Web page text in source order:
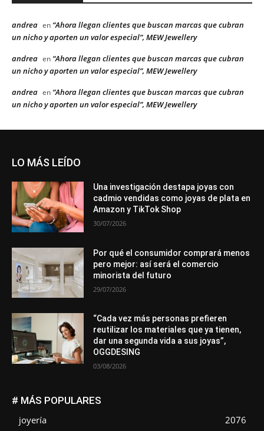
andrea en “Ahora llegan clientes que buscan marcas que cubran
un nicho y aporten un valor especial”, MEW Jewellery
andrea en “Ahora llegan clientes que buscan marcas que cubran
un nicho y aporten un valor especial”, MEW Jewellery
andrea en “Ahora llegan clientes que buscan marcas que cubran
un nicho y aporten un valor especial”, MEW Jewellery
LO MÁS LEÍDO
Una investigación destapa joyas con
cadmio vendidas como joyas de plata en
Amazon y TikTok Shop
30/07/2026
Por qué el consumidor comprará menos
pero mejor: así será el comercio
minorista del futuro
29/07/2026
“Cada vez más personas prefieren
reutilizar los materiales que ya tienen,
dar una segunda vida a sus joyas”,
OGGDESING
03/08/2026
# MÁS POPULARES
joyería
2076